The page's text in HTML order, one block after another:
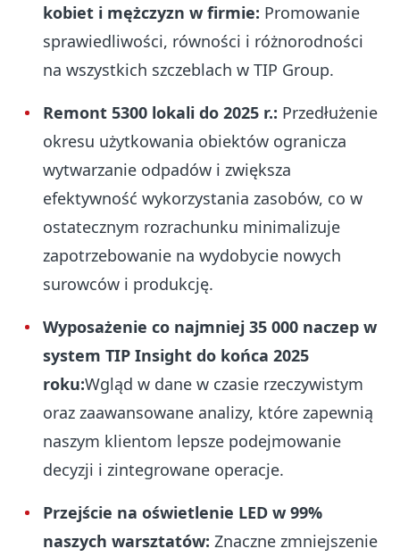
kobiet i mężczyzn w firmie: Promowanie
sprawiedliwości, równości i różnorodności
na wszystkich szczeblach w TIP Group.
Remont 5300 lokali do 2025 r.: Przedłużenie
okresu użytkowania obiektów ogranicza
wytwarzanie odpadów i zwiększa
efektywność wykorzystania zasobów, co w
ostatecznym rozrachunku minimalizuje
zapotrzebowanie na wydobycie nowych
surowców i produkcję.
Wyposażenie co najmniej 35 000 naczep w
system TIP Insight do końca 2025
roku:Wgląd w dane w czasie rzeczywistym
oraz zaawansowane analizy, które zapewnią
naszym klientom lepsze podejmowanie
decyzji i zintegrowane operacje.
Przejście na oświetlenie LED w 99%
naszych warsztatów: Znaczne zmniejszenie